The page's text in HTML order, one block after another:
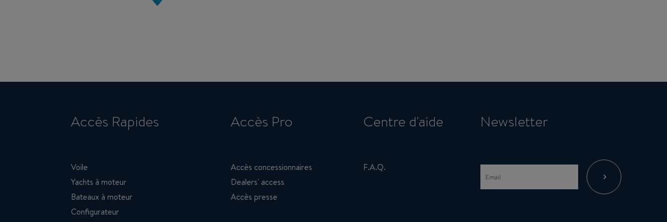
Accès Rapides
Voile
Yachts à moteur
Bateaux à moteur
Configurateur
Accès Pro
Accès concessionnaires
Dealers' access
Accès presse
Centre d'aide
F.A.Q.
Newsletter